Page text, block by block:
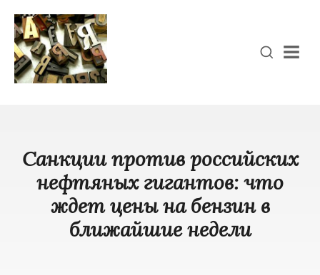
Санкции против российских
нефтяных гигантов: что
ждет цены на бензин в
ближайшие недели